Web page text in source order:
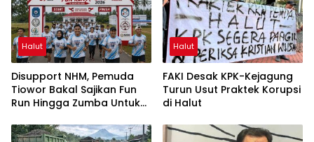
Halut
Disupport NHM, Pemuda
Tiowor Bakal Sajikan Fun
Run Hingga Zumba Untuk
Halut
FAKI Desak KPK-Kejagung
Turun Usut Praktek Korupsi
di Halut